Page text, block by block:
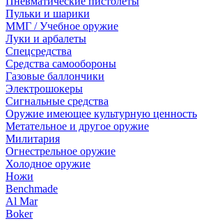
Пульки и шарики
ММГ / Учебное оружие
Луки и арбалеты
Спецсредства
Средства самообороны
Газовые баллончики
Электрошокеры
Сигнальные средства
Оружие имеющее культурную ценность
Метательное и другое оружие
Милитария
Огнестрельное оружие
Холодное оружие
Ножи
Benchmade
Al Mar
Boker